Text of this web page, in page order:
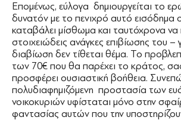
Επομένως, εύλογα δημιουργείται το
δυνατόν με το πενιχρό αυτό εισόδημα
καταβάλει μίσθωμα και ταυτόχρονα να
στοιχειώδεις ανάγκες επιβίωσης του –
διαβίωση δεν τίθεται θέμα. Το
των 70€ που θα παρέχει το κράτος,
προσφέρει ουσιαστική βοήθεια.
πολυδιαφημιζόμενη προστασία των
νοικοκυριών υφίσταται μόνο στην
φαντασίας αυτών που την